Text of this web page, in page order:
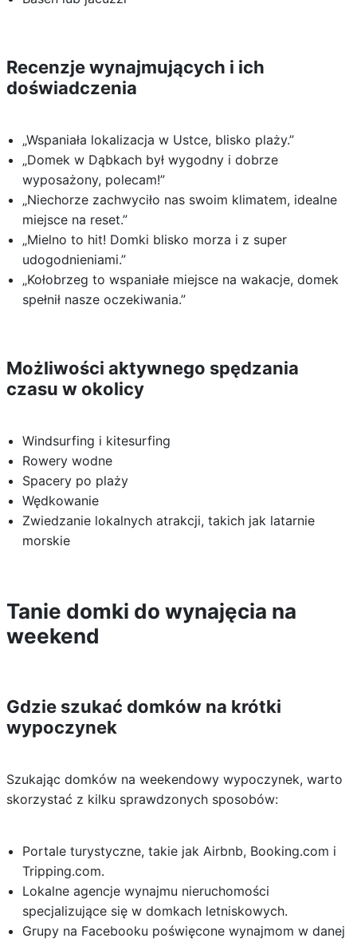
Recenzje wynajmujących i ich
doświadczenia
„Wspaniała lokalizacja w Ustce, blisko plaży.”
„Domek w Dąbkach był wygodny i dobrze
wyposażony, polecam!”
„Niechorze zachwyciło nas swoim klimatem, idealne
miejsce na reset.”
„Mielno to hit! Domki blisko morza i z super
udogodnieniami.”
„Kołobrzeg to wspaniałe miejsce na wakacje, domek
spełnił nasze oczekiwania.”
Możliwości aktywnego spędzania
czasu w okolicy
Windsurfing i kitesurfing
Rowery wodne
Spacery po plaży
Wędkowanie
Zwiedzanie lokalnych atrakcji, takich jak latarnie
morskie
Tanie domki do wynajęcia na
weekend
Gdzie szukać domków na krótki
wypoczynek
Szukając domków na weekendowy wypoczynek, warto
skorzystać z kilku sprawdzonych sposobów:
Portale turystyczne, takie jak Airbnb, Booking.com i
Tripping.com.
Lokalne agencje wynajmu nieruchomości
specjalizujące się w domkach letniskowych.
Grupy na Facebooku poświęcone wynajmom w danej